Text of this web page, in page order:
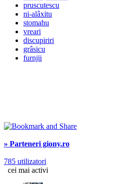
pruscutescu
ni-alâxitu
stomahu
vreari
discupiriri
grâsicu
furnjii
» Parteneri giony.ro
785 utilizatori
cei mai activi